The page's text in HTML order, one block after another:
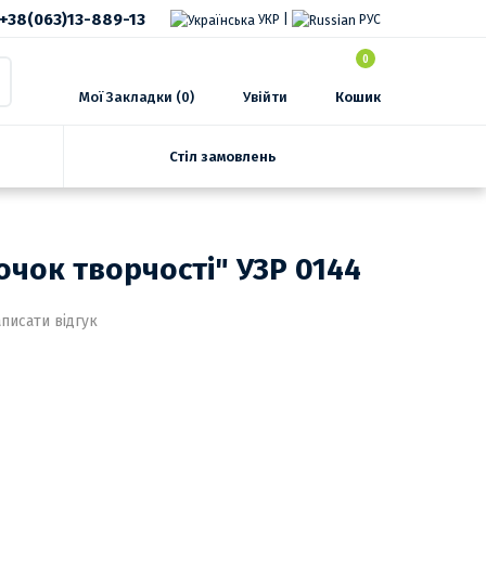
+38(063)13-889-13 УКР РУС
Мої Закладки (0) Увійти
0
Кошик
Стіл замовлень
творчості" УЗР 0144
відгук